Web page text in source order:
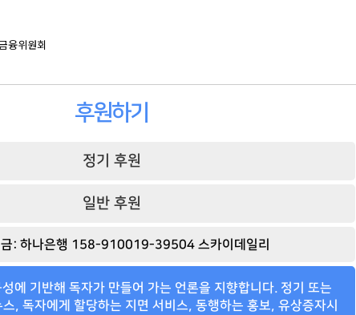
융위원회
후원하기
정기 후원
일반 후원
금: 하나은행 158-910019-39504 스카이데일리
에 기반해 독자가 만들어 가는 언론을 지향합니다. 정기 또는
, 독자에게 할당하는 지면 서비스, 동행하는 홍보, 유상증자시